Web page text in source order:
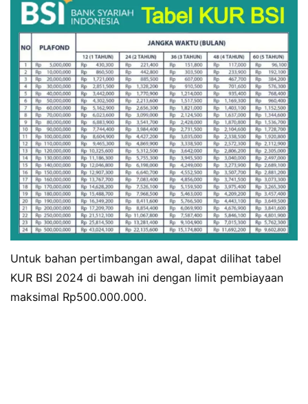
Untuk bahan pertimbangan awal, dapat dilihat tabel
KUR BSI 2024 di bawah ini dengan limit pembiayaan
maksimal Rp500.000.000.